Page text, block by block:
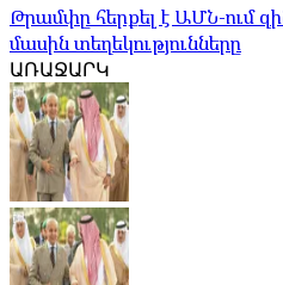
Թրամփը հերքել է ԱՄՆ-ում
մասին տեղեկությունները
ԱՌԱՋԱՐԿ